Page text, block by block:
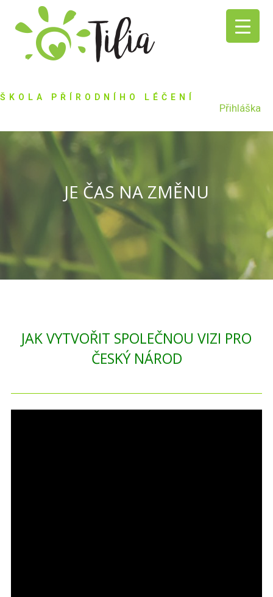
ŠKOLA PŘÍRODNÍHO LÉČENÍ
Přihláška
JE ČAS NA ZMĚNU
JAK VYTVOŘIT SPOLEČNOU VIZI PRO
ČESKÝ NÁROD